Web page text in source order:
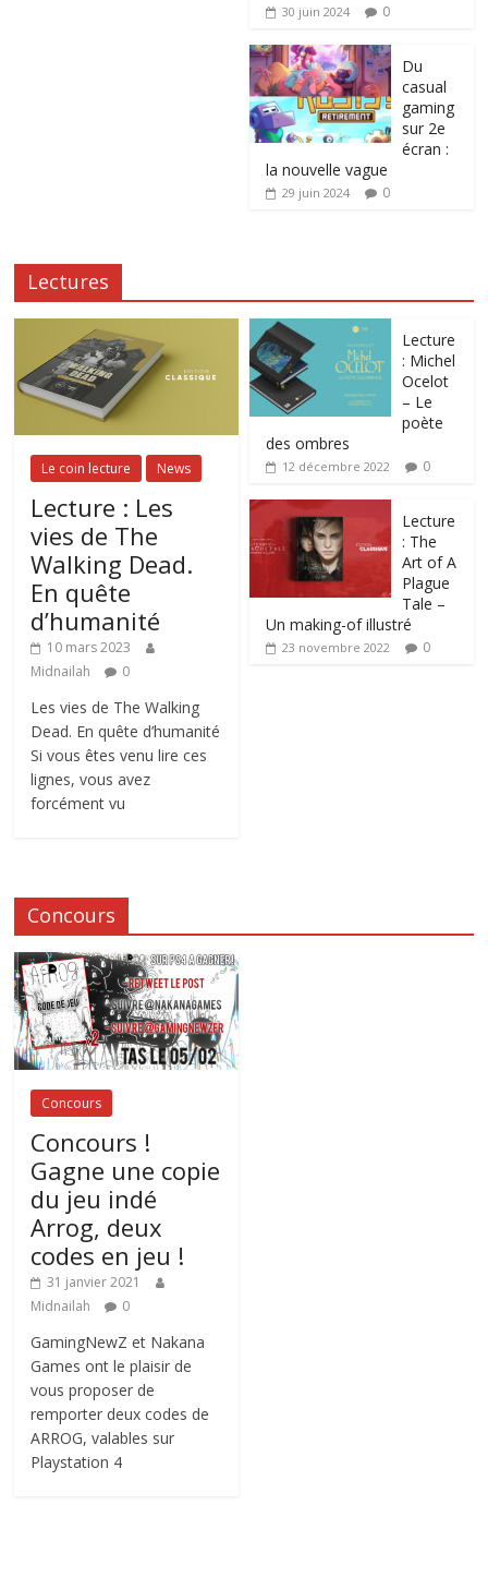
30 juin 2024 0
Du
casual
gaming
sur 2e
écran :
la nouvelle vague
29 juin 2024 0
Lectures
Le coin lecture News
Lecture : Les
vies de The
Walking Dead.
En quête
d’humanité
10 mars 2023
Midnailah
0
Les vies de The Walking
Dead. En quête d’humanité
Si vous êtes venu lire ces
lignes, vous avez
forcément vu
Lecture
: Michel
Ocelot
– Le
poète
des ombres
12 décembre 2022 0
Lecture
: The
Art of A
Plague
Tale –
Un making-of illustré
23 novembre 2022 0
Concours
Concours
Concours !
Gagne une copie
du jeu indé
Arrog, deux
codes en jeu !
31 janvier 2021
Midnailah
0
GamingNewZ et Nakana
Games ont le plaisir de
vous proposer de
remporter deux codes de
ARROG, valables sur
Playstation 4